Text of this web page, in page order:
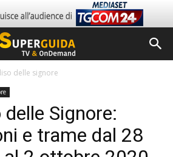
delle signore
Signore:
e trame dal 28